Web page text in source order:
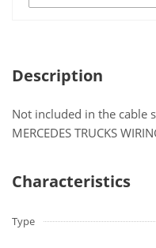
Description
Not included in the cable
MERCEDES TRUCKS
Characteristics
Type